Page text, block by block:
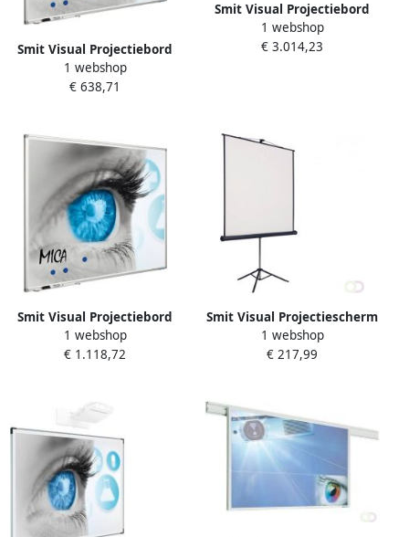
Smit Visual Projectiebord
Softline profiel 8mm email
wit MICA projectie (16:9)
1 webshop
€ 638,71
Smit Visual Projectiebord
emailstaal mat wit (16:10)
Extraflat profiel 5-vlaks voor
1 webshop
€ 3.014,23
Smit Visual Projectiebord
Softline profiel 8mm email
wit MICA projectie (4:3)
1 webshop
€ 1.118,72
Smit Visual Projectiescherm
statief (1:1) 2 kaders
200x2300mm
1 webshop
€ 217,99